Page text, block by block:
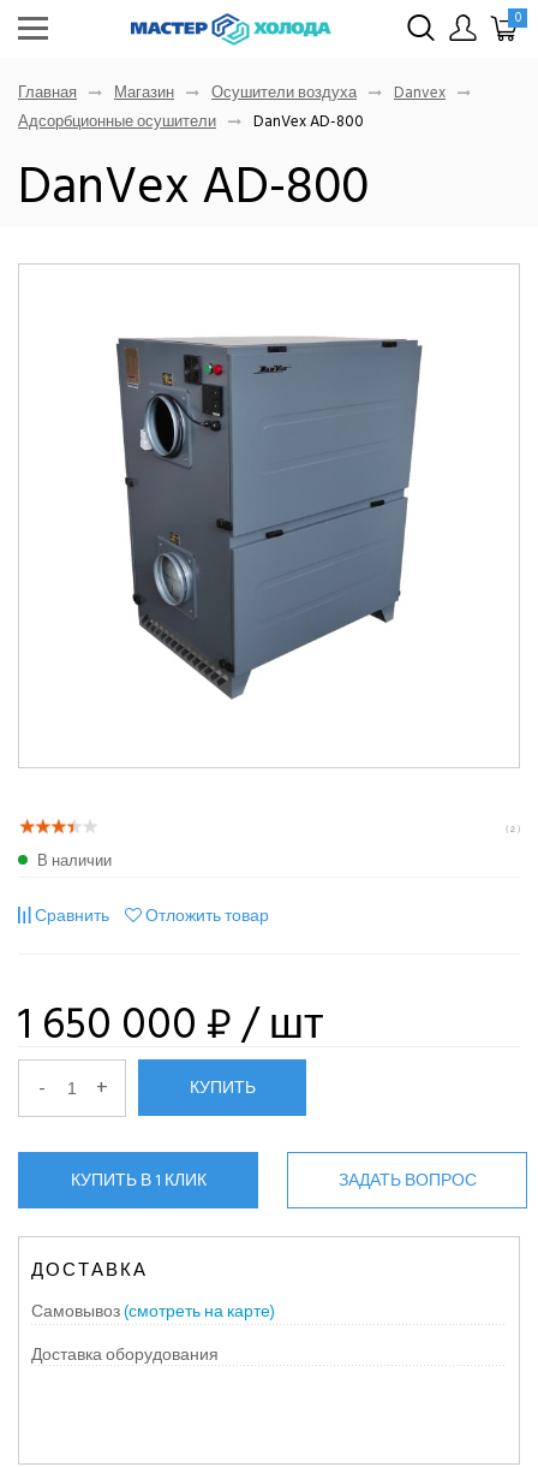
0
Главная Магазин Осушители воздуха
Danvex
Адсорбционные осушители
DanVex AD-800
DanVex AD-800
( 2 )
В наличии
Сравнить Отложить товар
1 650 000 ₽/ шт
- + КУПИТЬ
КУПИТЬ В 1 КЛИК ЗАДАТЬ ВОПРОС
ДОСТАВКА
Самовывоз(смотреть на карте)
Доставка оборудования